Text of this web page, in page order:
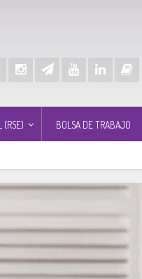
(RSE) BOLSA DE TRABAJO